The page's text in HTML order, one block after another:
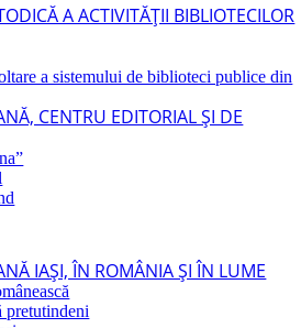
A ACTIVITĂŢII BIBLIOTECILOR
a sistemului de biblioteci publice din
CENTRU EDITORIAL ŞI DE
IAŞI, ÎN ROMÂNIA ŞI ÎN LUME
pretutindeni